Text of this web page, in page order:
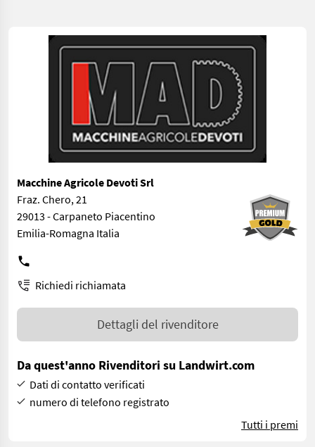
Macchine Agricole Devoti Srl
Fraz. Chero, 21
29013 - Carpaneto Piacentino
Emilia-Romagna Italia
Richiedi richiamata
Dettagli del rivenditore
Da quest'anno Rivenditori su Landwirt.com
Dati di contatto verificati
numero di telefono registrato
Tutti i premi